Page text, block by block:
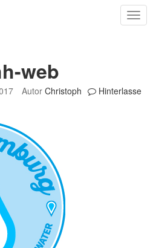
web
Autor Christoph
Hinterlasse